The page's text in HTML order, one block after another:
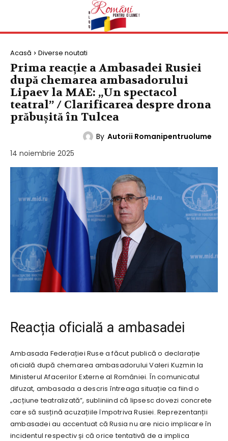
Acasă Diverse noutati
Prima reacție a Ambasadei Rusiei
după chemarea ambasadorului
Lipaev la MAE: „Un spectacol
teatral” / Clarificarea despre drona
prăbușită în Tulcea
By Autorii Romanipentruolume
14 noiembrie 2025
Reacția oficială a ambasadei
Ambasada Federației Ruse a făcut publică o declarație
oficială după chemarea ambasadorului Valeri Kuzmin la
Ministerul Afacerilor Externe al României. În comunicatul
difuzat, ambasada a descris întreaga situație ca fiind o
„acțiune teatralizată”, subliniind că lipsesc dovezi concrete
care să susțină acuzațiile împotriva Rusiei. Reprezentanții
ambasadei au accentuat că Rusia nu are nicio implicare în
incidentul respectiv și că orice tentativă de a implica